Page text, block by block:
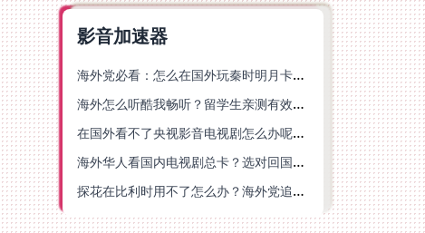
影音加速器
海外党必看：怎么在国外玩秦时明月卡牌版？附豆瓣EZCast地区限制破解法
海外怎么听酷我畅听？留学生亲测有效的华语内容解锁指南
在国外看不了央视影音电视剧怎么办呢？海外党亲测有效的回国加速方案
海外华人看国内电视剧总卡？选对回国加速器，还能解决菲律宾打不开反诈中心的问题
探花在比利时用不了怎么办？海外党追剧办事全攻略，选对加速器就够了